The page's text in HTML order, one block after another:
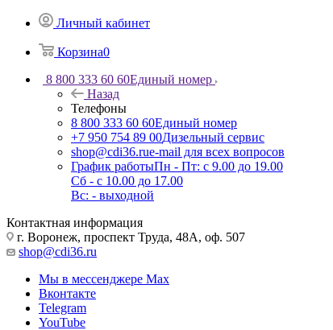
Личный кабинет
Корзина0
8 800 333 60 60Единый номер
Назад
Телефоны
8 800 333 60 60Единый номер
+7 950 754 89 00Дизельный сервис
shop@cdi36.rue-mail для всех вопросов
График работыПн - Пт: с 9.00 до 19.00
Сб - с 10.00 до 17.00
Вс: - выходной
Контактная информация
г. Воронеж, проспект Труда, 48А, оф. 507
shop@cdi36.ru
Мы в мессенджере Max
Вконтакте
Telegram
YouTube